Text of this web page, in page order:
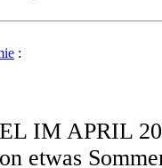
:
IM APRIL
etwas